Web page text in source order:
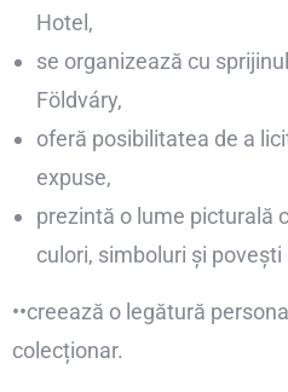
Hotel,
se organizează cu
Földváry,
oferă posibilitatea de a
expuse,
prezintă o lume picturală
culori, simboluri și povești
••creează o legătură
colecționar.